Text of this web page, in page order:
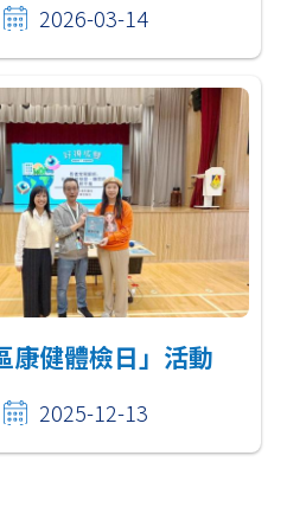
2026-03-14
康健體檢日」活動
2025-12-13